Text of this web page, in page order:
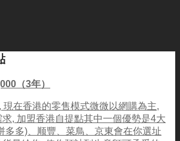
（3年）
現在香港的零售模式微微以網購為主,
, 加盟香港自提點其中一個優勢是4大
多多)、顺豐、菜鳥、京東會在你選址